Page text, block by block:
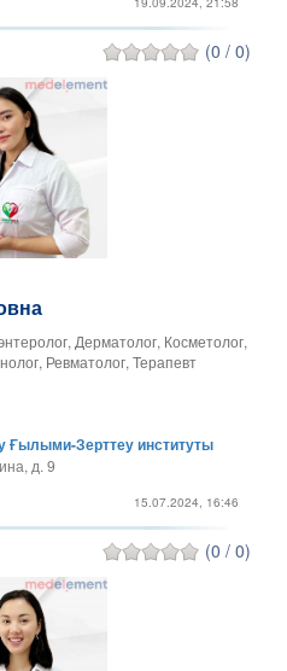
(0 / 0)
Дерматолог, Косметолог,
Ревматолог, Терапевт
Зерттеу институты
д. 9
15.07.2024, 16:46
(0 / 0)